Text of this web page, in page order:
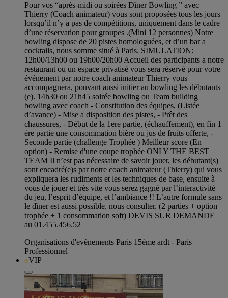
Pour vos “après-midi ou soirées Dîner Bowling ” avec
Thierry (Coach animateur) vous sont proposées tous les jours
lorsqu’il n’y a pas de compétitions, uniquement dans le cadre
d’une réservation pour groupes .(Mini 12 personnes) Notre
bowling dispose de 20 pistes homologuées, et d’un bar a
cocktails, nous somme situé à Paris. SIMULATION:
12h00/13h00 ou 19h00/20h00 Accueil des participants a notre
restaurant ou un espace privatisé vous sera réservé pour votre
événement par notre coach animateur Thierry vous
accompagnera, pouvant aussi initier au bowling les débutants
(e). 14h30 ou 21h45 soirée bowling ou Team building
bowling avec coach - Constitution des équipes, (Listée
d’avance) - Mise a disposition des pistes, - Prêt des
chaussures, - Début de la 1ere partie, (échauffement), en fin 1
ère partie une consommation bière ou jus de fruits offerte, -
Seconde partie (challenge Trophée ) Meilleur score (En
option) - Remise d'une coupe trophée ONLY THE BEST
TEAM Il n’est pas nécessaire de savoir jouer, les débutant(s)
sont encadré(e)s par notre coach animateur (Thierry) qui vous
expliquera les rudiments et les techniques de base, ensuite à
vous de jouer et très vite vous serez gagné par l’interactivité
du jeu, l’esprit d’équipe, et l’ambiance !! L’autre formule sans
le dîner est aussi possible, nous consulter. (2 parties + option
trophée + 1 consommation soft) DEVIS SUR DEMANDE
au 01.455.456.52
Organisations d'evènements Paris 15ème ardt - Paris
Professionnel
VIP